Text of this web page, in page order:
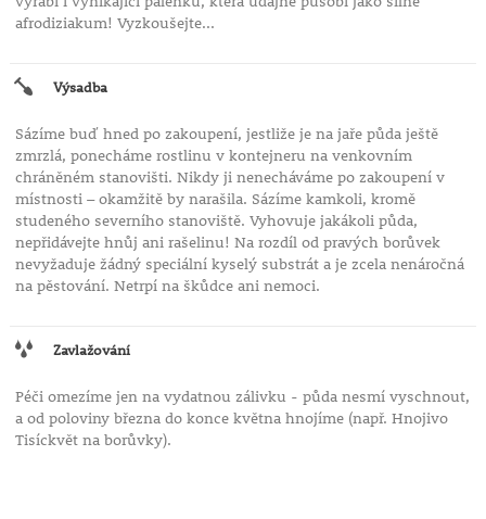
afrodiziakum! Vyzkoušejte...
Výsadba
Sázíme buď hned po zakoupení, jestliže je na jaře půda ještě
zmrzlá, ponecháme rostlinu v kontejneru na venkovním
chráněném stanovišti. Nikdy ji nenecháváme po zakoupení v
místnosti – okamžitě by narašila. Sázíme kamkoli, kromě
studeného severního stanoviště. Vyhovuje jakákoli půda,
nepřidávejte hnůj ani rašelinu! Na rozdíl od pravých borůvek
nevyžaduje žádný speciální kyselý substrát a je zcela nenáročná
na pěstování. Netrpí na škůdce ani nemoci.
Zavlažování
Péči omezíme jen na vydatnou zálivku - půda nesmí vyschnout,
a od poloviny března do konce května hnojíme (např. Hnojivo
Tisíckvět na borůvky).